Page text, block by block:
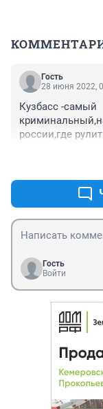
Гость
28 июня 2022,
Кузбасс -самый
россии,где
Гость
Войти